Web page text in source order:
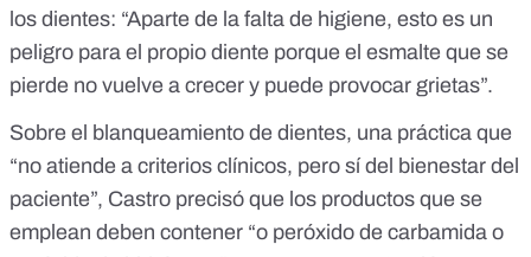
los dientes: “Aparte de la falta de higiene, esto es un
peligro para el propio diente porque el esmalte que se
pierde no vuelve a crecer y puede provocar grietas”.
Sobre el blanqueamiento de dientes, una práctica que
“no atiende a criterios clínicos, pero sí del bienestar del
paciente”, Castro precisó que los productos que se
emplean deben contener “o peróxido de carbamida o